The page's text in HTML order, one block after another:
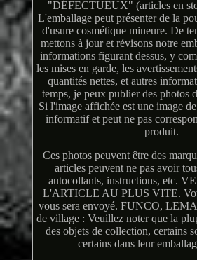
"DÉFECTUEUX" (articles en
L'emballage peut présenter de la
d'usure cosmétique mineure. De
mettons à jour et révisons notre
informations figurant dessus, y
les mises en garde, les
quantités nettes, et autres
temps, je peux publier des photos
Si l'image affichée est une image
informatif et peut ne pas
produit.
Ces photos peuvent être des
articles peuvent ne pas avoir
autocollants, instructions, etc.
L'ARTICLE AU PLUS VITE.
vous sera envoyé. FUNCO,
de village : Veuillez noter que la
des objets de collection, certains
certains dans leur